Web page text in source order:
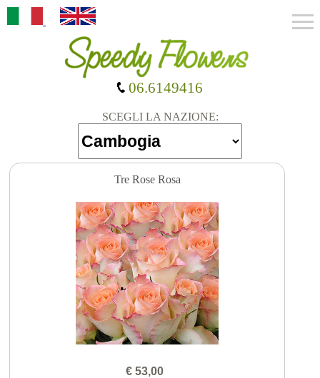
SCEGLI LA NAZIONE:
06.6149416
Tre Rose Rosa
€ 53,00